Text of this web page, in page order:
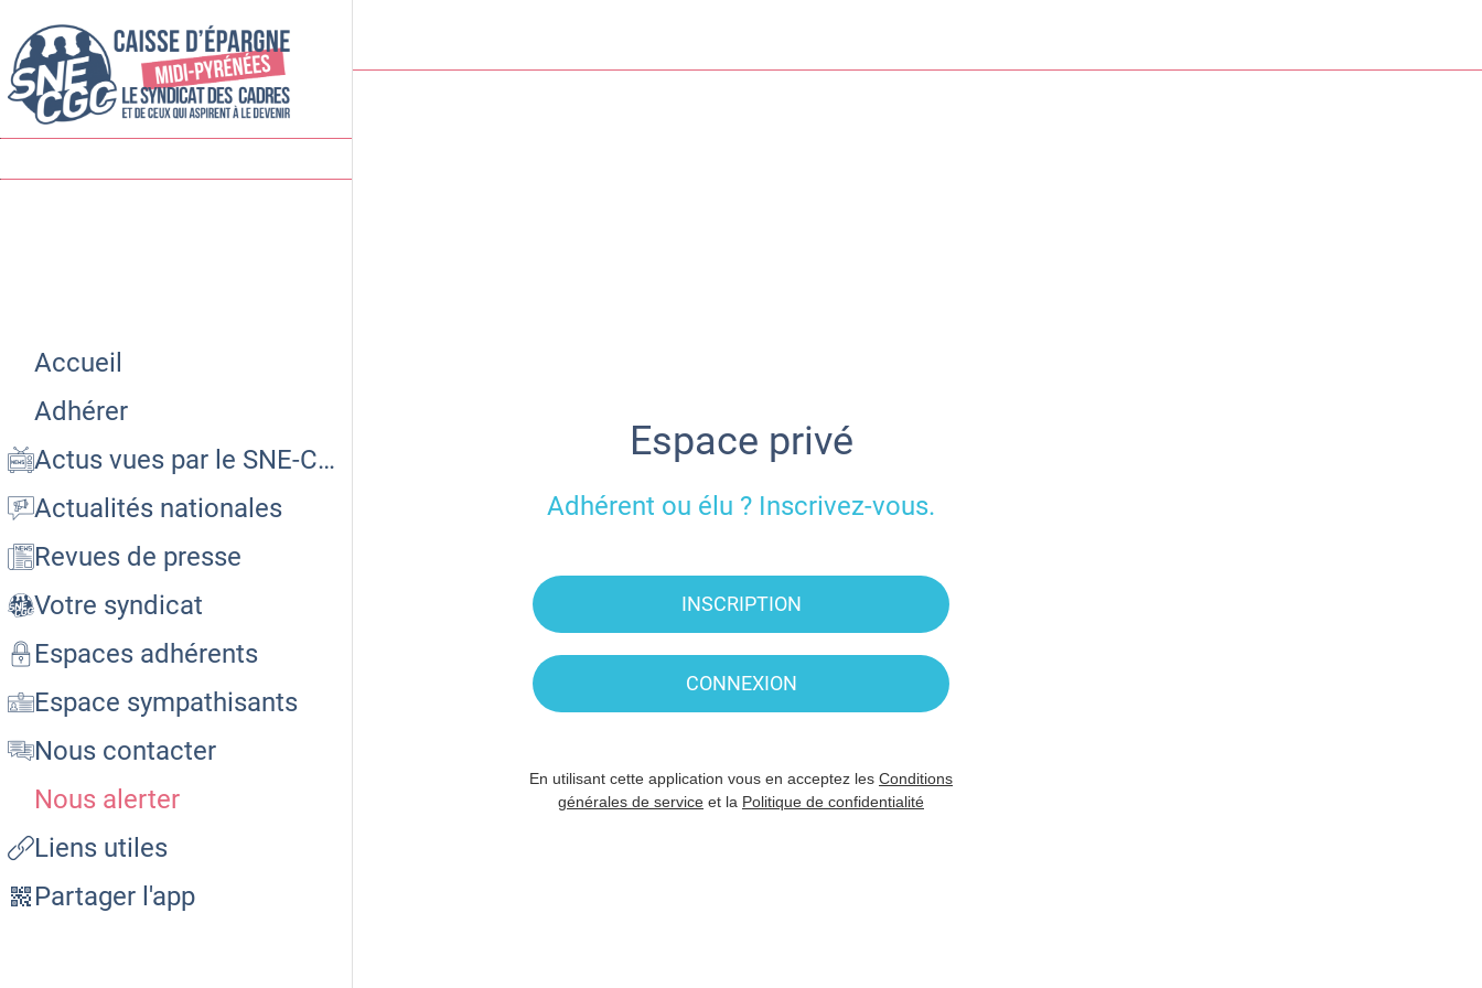
Accueil
Adhérer
Actus vues par le SNE-CGC CEMP
Actualités nationales
Revues de presse
Votre syndicat
Espaces adhérents
Espace sympathisants
Nous contacter
Nous alerter
Liens utiles
Partager l'app
Espace privé
Adhérent ou élu ? Inscrivez-vous.
INSCRIPTION
CONNEXION
En utilisant cette application vous en acceptez les Conditions
générales de service et la Politique de confidentialité